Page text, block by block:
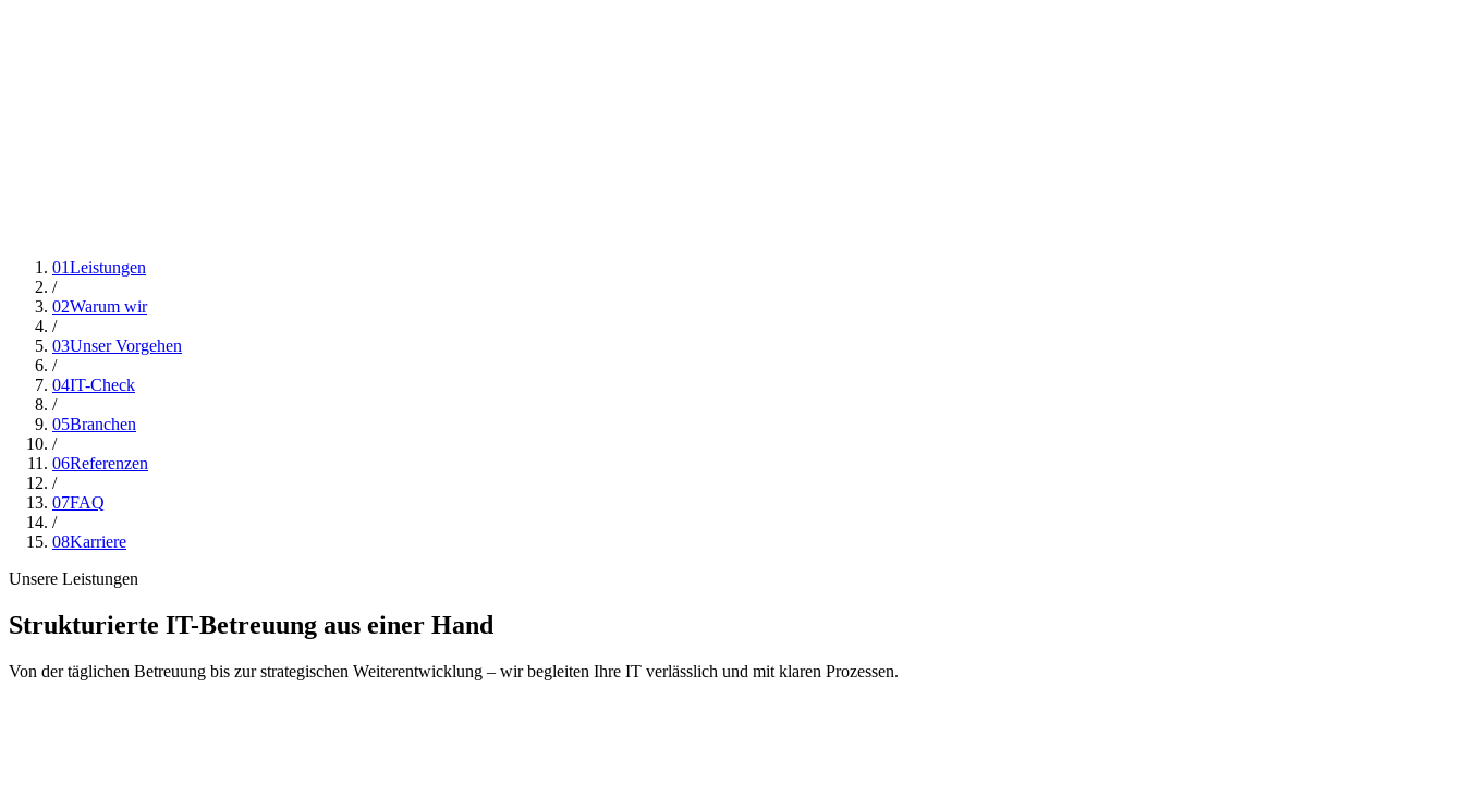
01Leistungen
/
02Warum wir
/
03Unser Vorgehen
/
04IT-Check
/
05Branchen
/
06Referenzen
/
07FAQ
/
08Karriere
Unsere Leistungen
Strukturierte IT-Betreuung aus einer Hand
Von der täglichen Betreuung bis zur strategischen Weiterentwicklung – wir begleiten Ihre IT verlässlich und mit klaren Prozessen.